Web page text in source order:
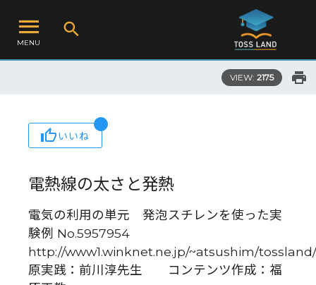
MENU
VIEW: 2175
いいね
電熱線の太さと発熱
電気の利用の単元 発泡スチレンを使った実
験例 No.5957954
http://www1.winknet.ne.jp/~atsushim/
原実践：前川淳先生 コンテンツ作成：福